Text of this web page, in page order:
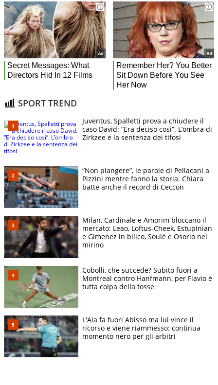
SPORT TREND
Juventus, Spalletti prova a chiudere il
caso David: “Era deciso così”. L’ombra di
Zirkzee e la sentenza dei tifosi
“Non piangere”, le parole di Pellacani a
Pizzini mentre fanno la storia: Chiara
batte anche il record di Ceccon
Milan, Cardinale e Amorim bloccano il
mercato: Leao, Loftus-Cheek, Estupinian
e Gimenez in bilico, Soulè e Osorio nel
mirino
Cobolli, che succede? Subito fuori a
Montreal contro Hanfmann, per Flavio è
tutta colpa della tosse
L'Aia fa fuori Abisso ma lui vince il
ricorso e viene riammesso: continua
momento nero per gli arbitri